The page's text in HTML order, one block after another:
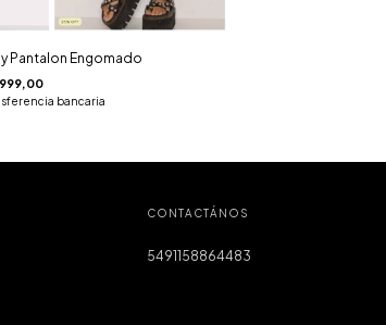
Pantalon Engomado
bancaria
CONTACTÁNOS
5491158864483